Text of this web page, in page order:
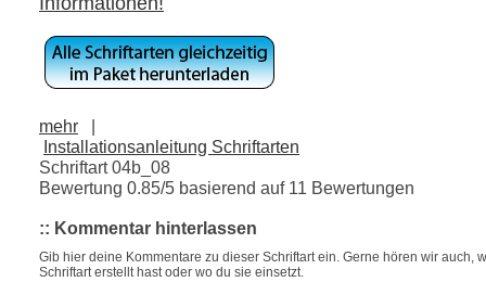
mehr
|
Installationsanleitung Schriftarten
Schriftart 04b_08
Bewertung 0.85/5 basierend auf 11 Bewertungen
:: Kommentar hinterlassen
Gib hier deine Kommentare zu dieser Schriftart ein. Gerne hören wir auch,
Schriftart erstellt hast oder wo du sie einsetzt.